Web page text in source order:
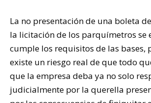
La no presentación de una boleta
la licitación de los parquímetros se
cumple los requisitos de las bases,
existe un riesgo real de que todo
que la empresa deba ya no solo
judicialmente por la querella